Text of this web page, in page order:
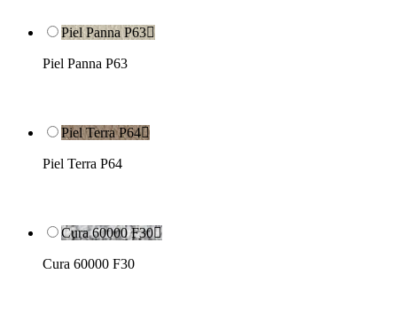
Piel Panna P63
Piel Panna P63
Piel Terra P64
Piel Terra P64
Cura 60000 F30
Cura 60000 F30